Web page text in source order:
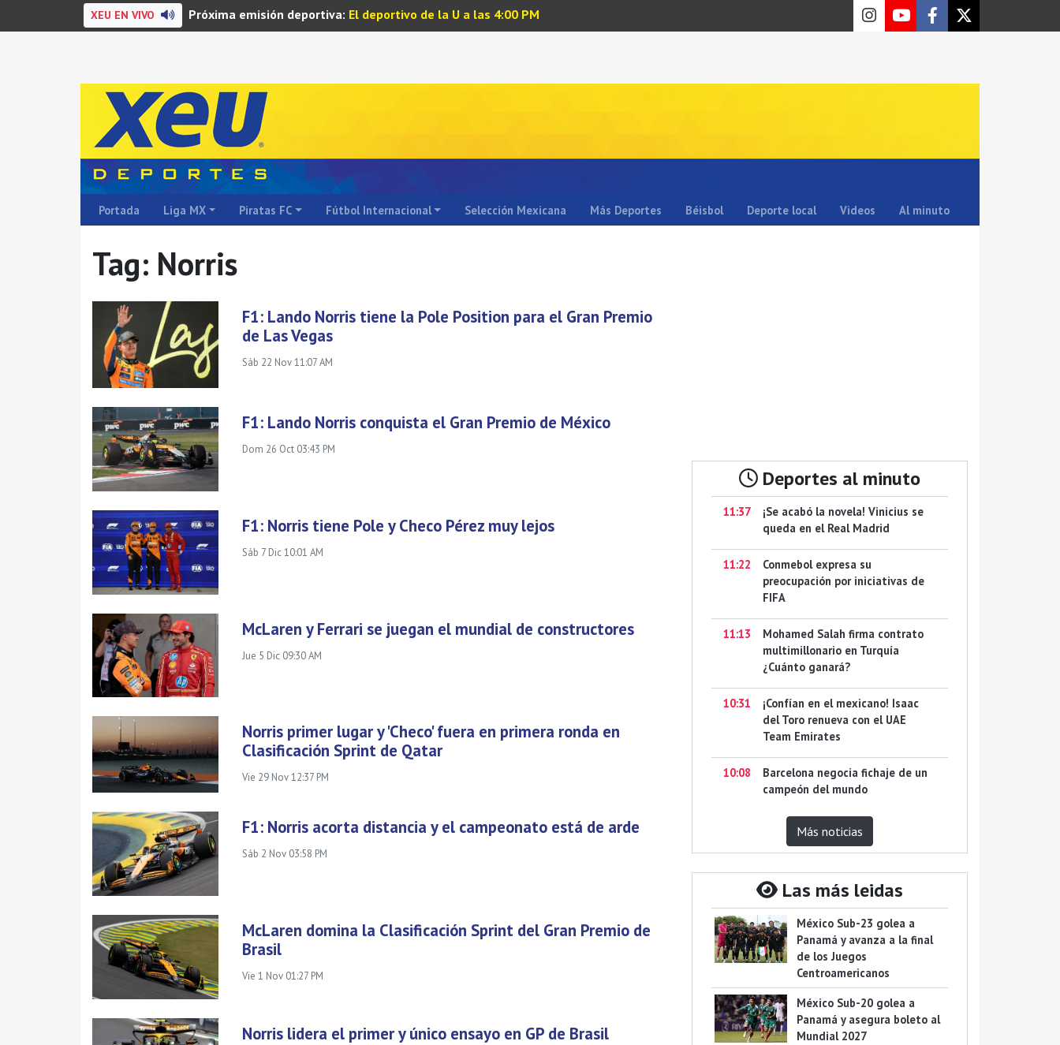
XEU EN VIVO Próxima emisión deportiva: El deportivo de la U a las 4:00 PM
Portada Liga MX Piratas FC Fútbol Internacional Selección Mexicana Más Deportes Béisbol Deporte local Videos Al minuto
Tag: Norris
F1: Lando Norris tiene la Pole Position para el Gran Premio
de Las Vegas
Sáb 22 Nov 11:07 AM
F1: Lando Norris conquista el Gran Premio de México
Dom 26 Oct 03:43 PM
F1: Norris tiene Pole y Checo Pérez muy lejos
Sáb 7 Dic 10:01 AM
McLaren y Ferrari se juegan el mundial de constructores
Jue 5 Dic 09:30 AM
Norris primer lugar y 'Checo' fuera en primera ronda en
Clasificación Sprint de Qatar
Vie 29 Nov 12:37 PM
F1: Norris acorta distancia y el campeonato está de arde
Sáb 2 Nov 03:58 PM
McLaren domina la Clasificación Sprint del Gran Premio de
Brasil
Vie 1 Nov 01:27 PM
Norris lidera el primer y único ensayo en GP de Brasil
Deportes al minuto
11:37
¡Se acabó la novela! Vinicius se
queda en el Real Madrid
11:22
Conmebol expresa su
preocupación por iniciativas de
FIFA
11:13
Mohamed Salah firma contrato
multimillonario en Turquía
¿Cuánto ganará?
10:31
¡Confían en el mexicano! Isaac
del Toro renueva con el UAE
Team Emirates
10:08
Barcelona negocia fichaje de un
campeón del mundo
Más noticias
Las más leidas
México Sub-23 golea a
Panamá y avanza a la final
de los Juegos
Centroamericanos
México Sub-20 golea a
Panamá y asegura boleto al
Mundial 2027